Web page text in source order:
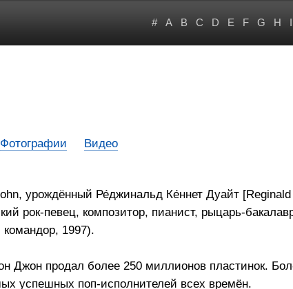
# A B C D E F G H I
Фотографии Видео
урождённый Ре́джинальд Ке́ннет Дуайт [Reginald
рок-певец, композитор, пианист, рыцарь-
1997).
Джон продал более 250 миллионов пластинок.
успешных поп-исполнителей всех времён.